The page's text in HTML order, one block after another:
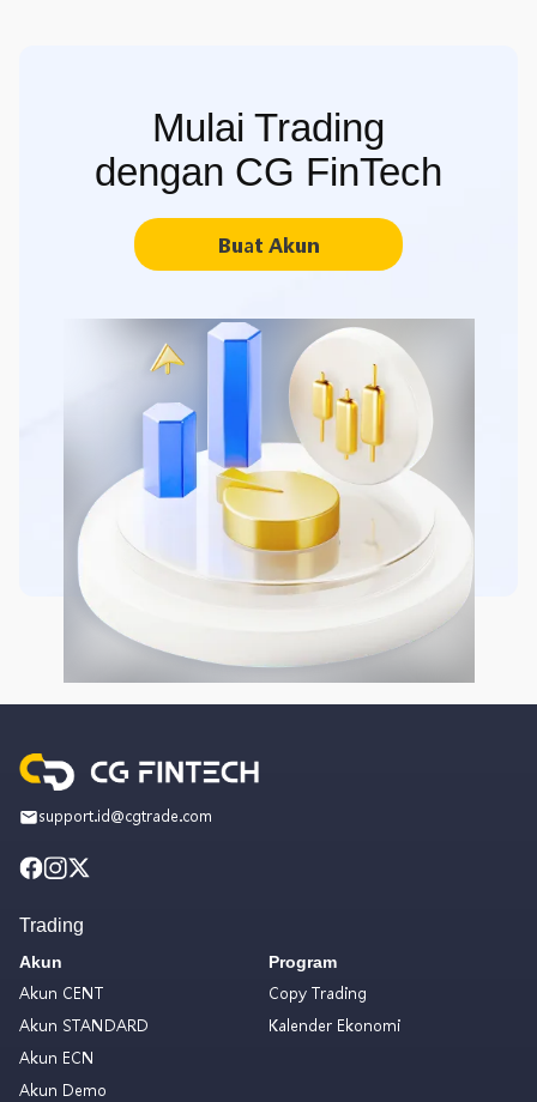
Mulai Trading
dengan CG FinTech
Buat Akun
support.id@cgtrade.com
Trading
Akun
Akun CENT
Akun STANDARD
Akun ECN
Akun Demo
Program
Copy Trading
Kalender Ekonomi